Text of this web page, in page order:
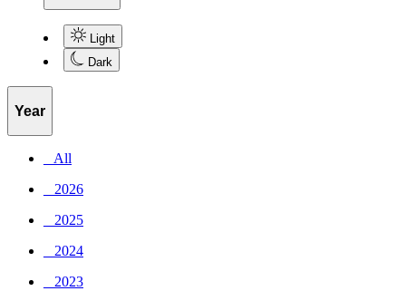
Light
Dark
Year
_ All
_ 2026
_ 2025
_ 2024
_ 2023